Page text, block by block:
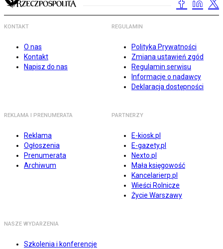
KONTAKT
O nas
Kontakt
Napisz do nas
REGULAMIN
Polityka Prywatności
Zmiana ustawień zgód
Regulamin serwisu
Informacje o nadawcy
Deklaracja dostępności
REKLAMA I PRENUMERATA
Reklama
Ogłoszenia
Prenumerata
Archiwum
PARTNERZY
E-kiosk.pl
E-gazety.pl
Nexto.pl
Mała księgowość
Kancelarierp.pl
Wieści Rolnicze
Życie Warszawy
NASZE WYDARZENIA
Szkolenia i konferencje